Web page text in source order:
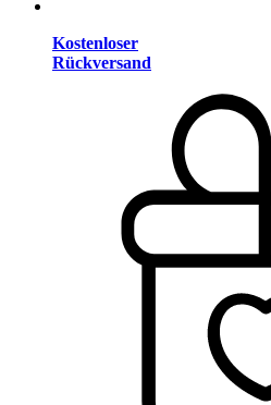
Kostenloser
Rückversand